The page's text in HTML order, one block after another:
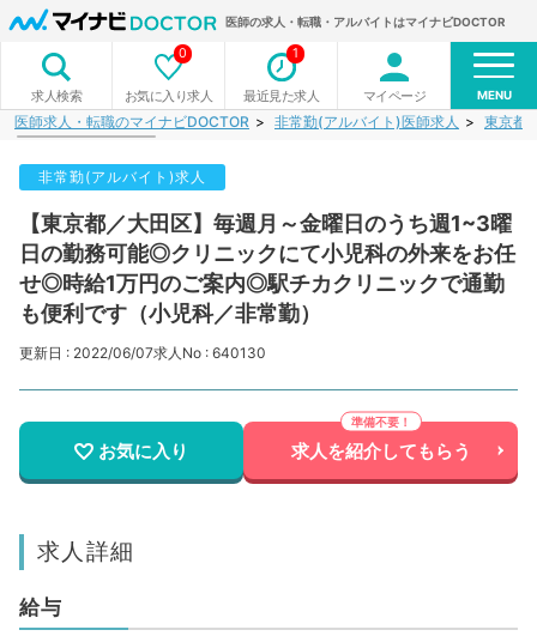
医師の求人・転職・アルバイトはマイナビDOCTOR
求人検索 お気に入り求人
0
最近見た求人
1
マイページ MENU
医師求人・転職のマイナビDOCTOR 非常勤(アルバイト)医師求人 東京都
非常勤(アルバイト)求人
【東京都／大田区】毎週月～金曜日のうち週1~3曜
日の勤務可能◎クリニックにて小児科の外来をお任
せ◎時給1万円のご案内◎駅チカクリニックで通勤
も便利です（小児科／非常勤）
更新日 : 2022/06/07求人No : 640130
お気に入り 求人を紹介してもらう
求人詳細
給与